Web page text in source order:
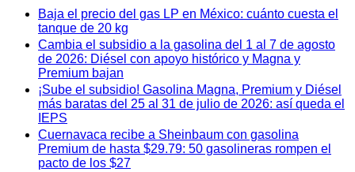
Baja el precio del gas LP en México: cuánto cuesta el
tanque de 20 kg
Cambia el subsidio a la gasolina del 1 al 7 de agosto
de 2026: Diésel con apoyo histórico y Magna y
Premium bajan
¡Sube el subsidio! Gasolina Magna, Premium y Diésel
más baratas del 25 al 31 de julio de 2026: así queda el
IEPS
Cuernavaca recibe a Sheinbaum con gasolina
Premium de hasta $29.79: 50 gasolineras rompen el
pacto de los $27